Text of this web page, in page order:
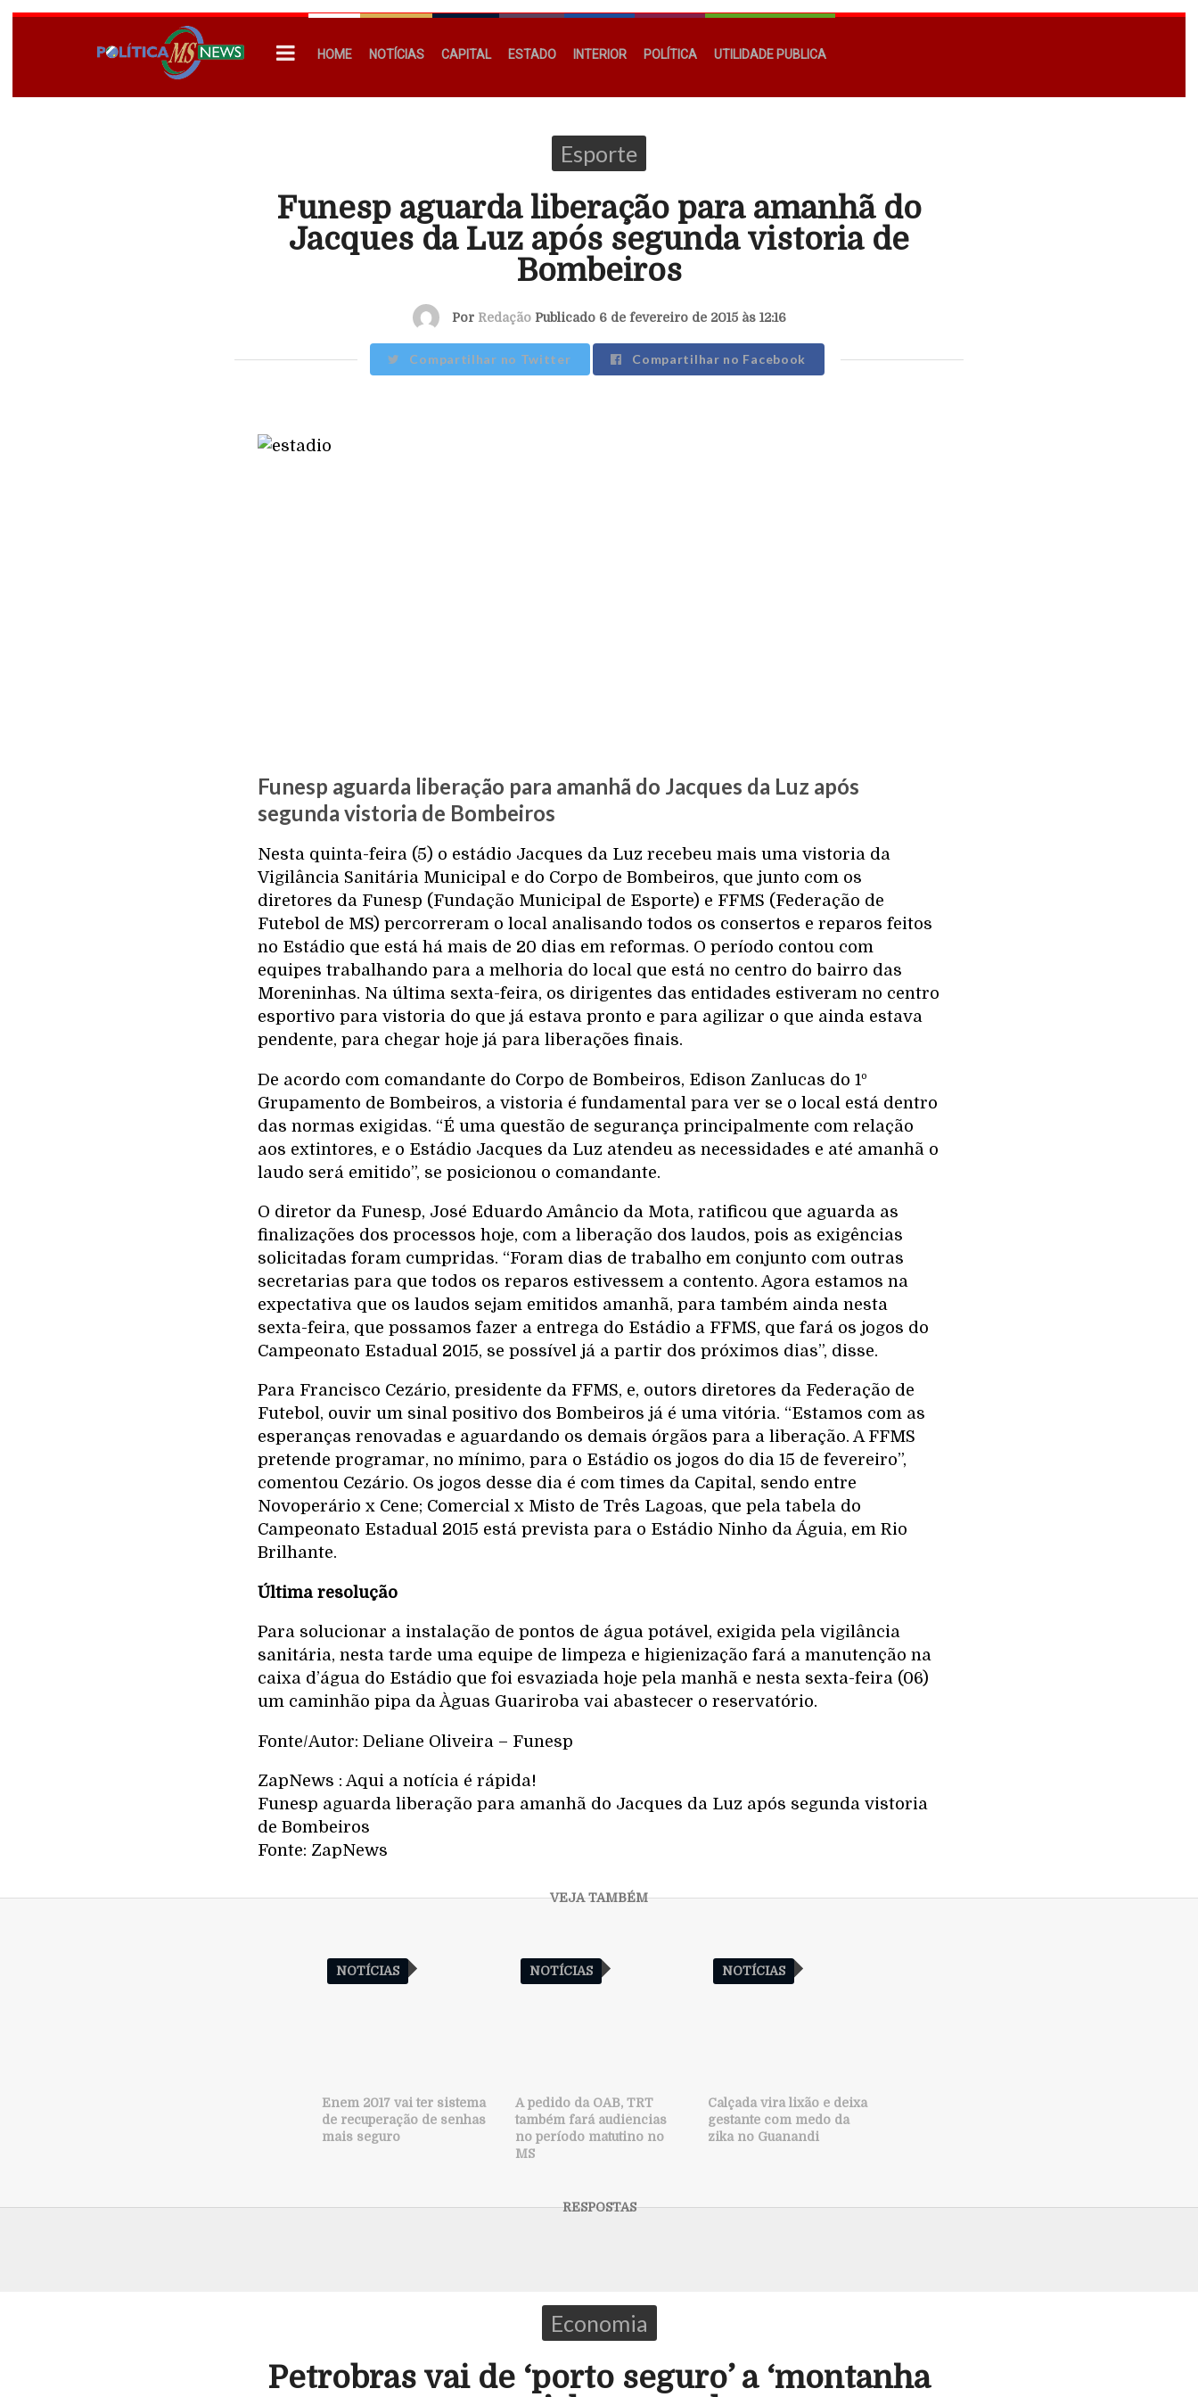
HOME NOTÍCIAS CAPITAL ESTADO INTERIOR POLÍTICA UTILIDADE PUBLICA
Esporte
Funesp aguarda liberação para amanhã do
Jacques da Luz após segunda vistoria de
Bombeiros
Por RedaçãoPublicado 6 de fevereiro de 2015 às 12:16
Compartilhar no Twitter Compartilhar no Facebook
Funesp aguarda liberação para amanhã do Jacques da Luz após
segunda vistoria de Bombeiros
Nesta quinta-feira (5) o estádio Jacques da Luz recebeu mais uma vistoria da
Vigilância Sanitária Municipal e do Corpo de Bombeiros, que junto com os
diretores da Funesp (Fundação Municipal de Esporte) e FFMS (Federação de
Futebol de MS) percorreram o local analisando todos os consertos e reparos feitos
no Estádio que está há mais de 20 dias em reformas. O período contou com
equipes trabalhando para a melhoria do local que está no centro do bairro das
Moreninhas. Na última sexta-feira, os dirigentes das entidades estiveram no centro
esportivo para vistoria do que já estava pronto e para agilizar o que ainda estava
pendente, para chegar hoje já para liberações finais.
De acordo com comandante do Corpo de Bombeiros, Edison Zanlucas do 1º
Grupamento de Bombeiros, a vistoria é fundamental para ver se o local está dentro
das normas exigidas. “É uma questão de segurança principalmente com relação
aos extintores, e o Estádio Jacques da Luz atendeu as necessidades e até amanhã o
laudo será emitido”, se posicionou o comandante.
O diretor da Funesp, José Eduardo Amâncio da Mota, ratificou que aguarda as
finalizações dos processos hoje, com a liberação dos laudos, pois as exigências
solicitadas foram cumpridas. “Foram dias de trabalho em conjunto com outras
secretarias para que todos os reparos estivessem a contento. Agora estamos na
expectativa que os laudos sejam emitidos amanhã, para também ainda nesta
sexta-feira, que possamos fazer a entrega do Estádio a FFMS, que fará os jogos do
Campeonato Estadual 2015, se possível já a partir dos próximos dias”, disse.
Para Francisco Cezário, presidente da FFMS, e, outors diretores da Federação de
Futebol, ouvir um sinal positivo dos Bombeiros já é uma vitória. “Estamos com as
esperanças renovadas e aguardando os demais órgãos para a liberação. A FFMS
pretende programar, no mínimo, para o Estádio os jogos do dia 15 de fevereiro”,
comentou Cezário. Os jogos desse dia é com times da Capital, sendo entre
Novoperário x Cene; Comercial x Misto de Três Lagoas, que pela tabela do
Campeonato Estadual 2015 está prevista para o Estádio Ninho da Águia, em Rio
Brilhante.
Última resolução
Para solucionar a instalação de pontos de água potável, exigida pela vigilância
sanitária, nesta tarde uma equipe de limpeza e higienização fará a manutenção na
caixa d’água do Estádio que foi esvaziada hoje pela manhã e nesta sexta-feira (06)
um caminhão pipa da Àguas Guariroba vai abastecer o reservatório.
Fonte/Autor: Deliane Oliveira – Funesp
ZapNews : Aqui a notícia é rápida!
Funesp aguarda liberação para amanhã do Jacques da Luz após segunda vistoria
de Bombeiros
Fonte: ZapNews
NOTÍCIAS
Enem 2017 vai ter sistema
de recuperação de senhas
mais seguro
NOTÍCIAS
A pedido da OAB, TRT
também fará audiências
no período matutino no
MS
NOTÍCIAS
Calçada vira lixão e deixa
gestante com medo da
zika no Guanandi
Economia
Petrobras vai de ‘porto seguro’ a ‘montanha